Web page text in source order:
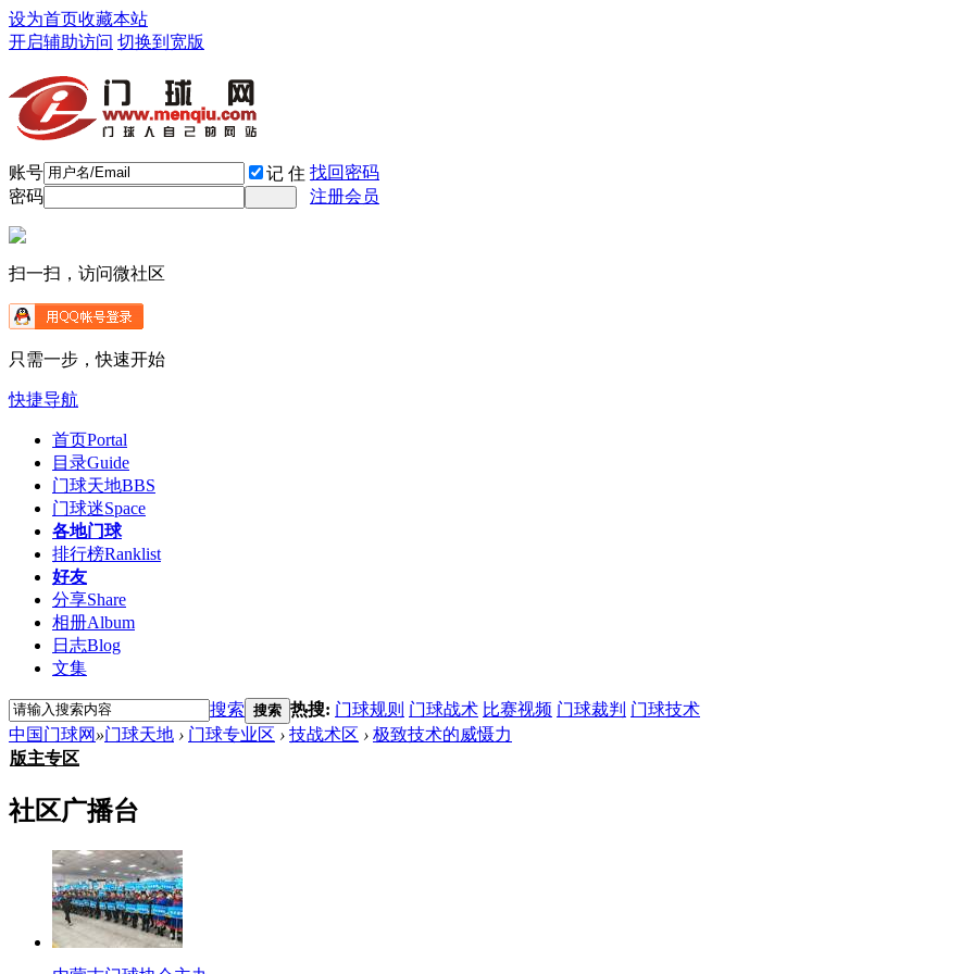
设为首页收藏本站
开启辅助访问 切换到宽版
账号 记 住 找回密码
密码
注册会员
扫一扫，访问微社区
只需一步，快速开始
快捷导航
首页Portal
目录Guide
门球天地BBS
门球迷Space
各地门球
排行榜Ranklist
好友
分享Share
相册Album
日志Blog
文集
搜索 搜索 热搜: 门球规则 门球战术 比赛视频 门球裁判 门球技术
中国门球网 »门球天地 › 门球专业区 › 技战术区 › 极致技术的威慑力
版主专区
社区广播台